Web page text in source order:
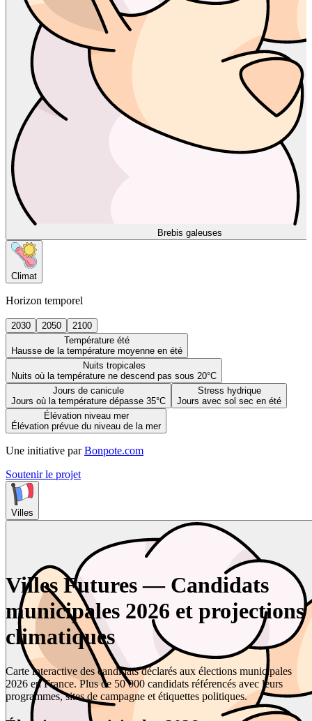
Brebis galeuses
Climat
Horizon temporel
2030 2050
2100
Température été
Hausse de la température moyenne en été
Nuits tropicales
Nuits où la température ne descend pas sous 20°C
Jours de canicule
Jours où la température dépasse 35°C
Stress hydrique
Jours avec sol sec en été
Élévation niveau mer
Élévation prévue du niveau de la mer
Une initiative par Bonpote.com
Soutenir le projet
Villes
Villes Futures — Candidats
municipales 2026 et projections
climatiques
Carte interactive des candidats déclarés aux élections municipales
2026 en France. Plus de 50 000 candidats référencés avec leurs
programmes, sites de campagne et étiquettes politiques.